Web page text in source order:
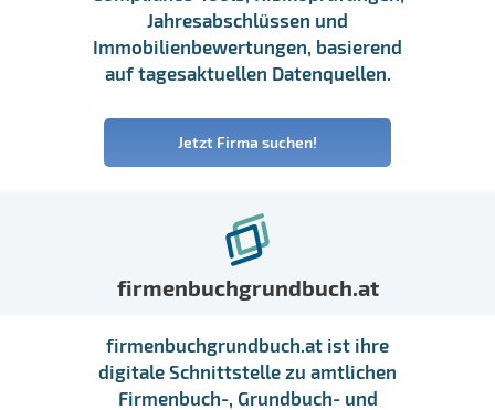
Jahresabschlüssen und
Immobilienbewertungen, basierend
auf tagesaktuellen Datenquellen.
Jetzt Firma suchen!
firmenbuchgrundbuch.at
firmenbuchgrundbuch.at ist ihre
digitale Schnittstelle zu amtlichen
Firmenbuch-, Grundbuch- und